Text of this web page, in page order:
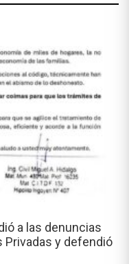
a las denuncias
Privadas y defendió